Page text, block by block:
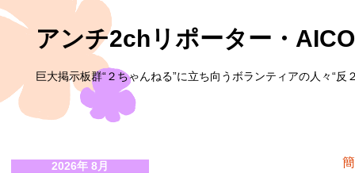
アンチ2chリポーター・AICO
巨大掲示板群“２ちゃんねる”に立ち向うボランティアの人々“
2026年 8月